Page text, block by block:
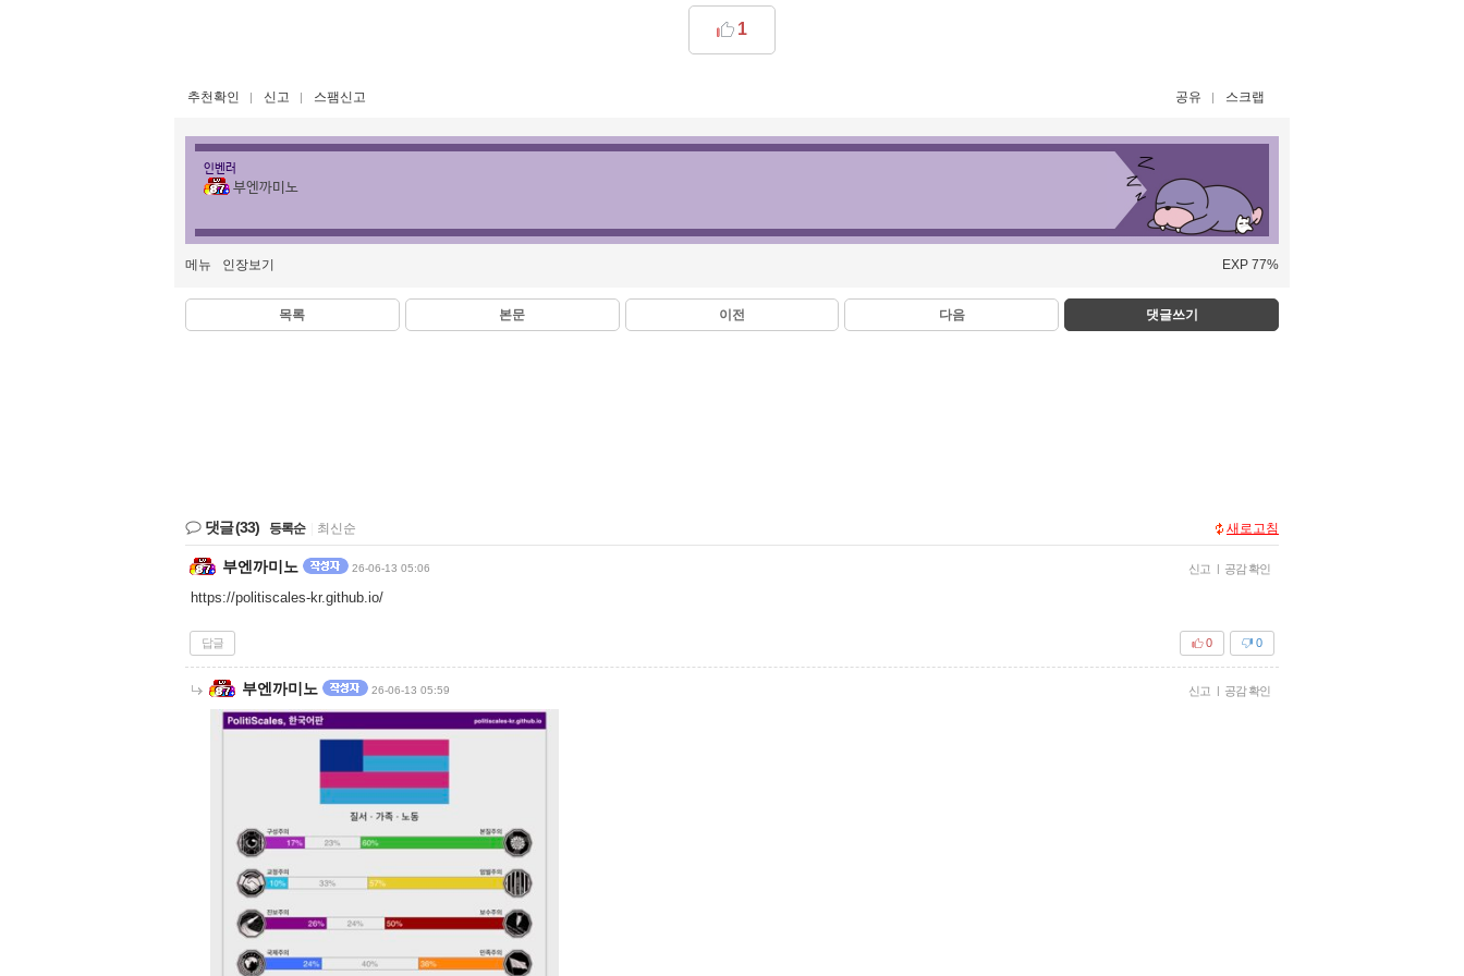
1
추천확인 신고 스팸신고 공유 스크랩
인벤러
부엔까미노
메뉴 인장보기 EXP 77%
목록 본문 이전 다음 댓글쓰기
댓글(33) 등록순 최신순 새로고침
부엔까미노 26-06-13 05:06 신고 | 공감 확인
https://politiscales-kr.github.io/
답글 0
0
부엔까미노 26-06-13 05:59 신고 | 공감 확인